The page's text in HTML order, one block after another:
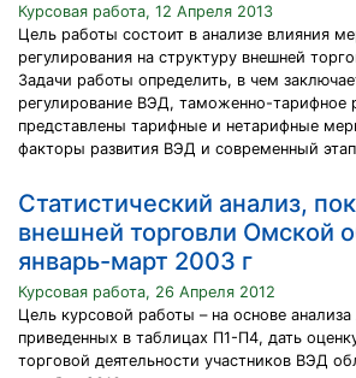
Курсовая работа, 12 Апреля 2013
Цель работы состоит в анализе влияния
регулирования на структуру внешней
Задачи работы определить, в чем
регулирование ВЭД, таможенно-тарифное
представлены тарифные и нетарифные
факторы развития ВЭД и современный
Статистический анализ,
внешней торговли Омской
январь-март 2003 г
Курсовая работа, 26 Апреля 2012
Цель курсовой работы – на основе анализа
приведенных в таблицах П1-П4, дать
торговой деятельности участников ВЭД